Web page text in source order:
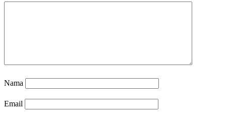
Nama
Email